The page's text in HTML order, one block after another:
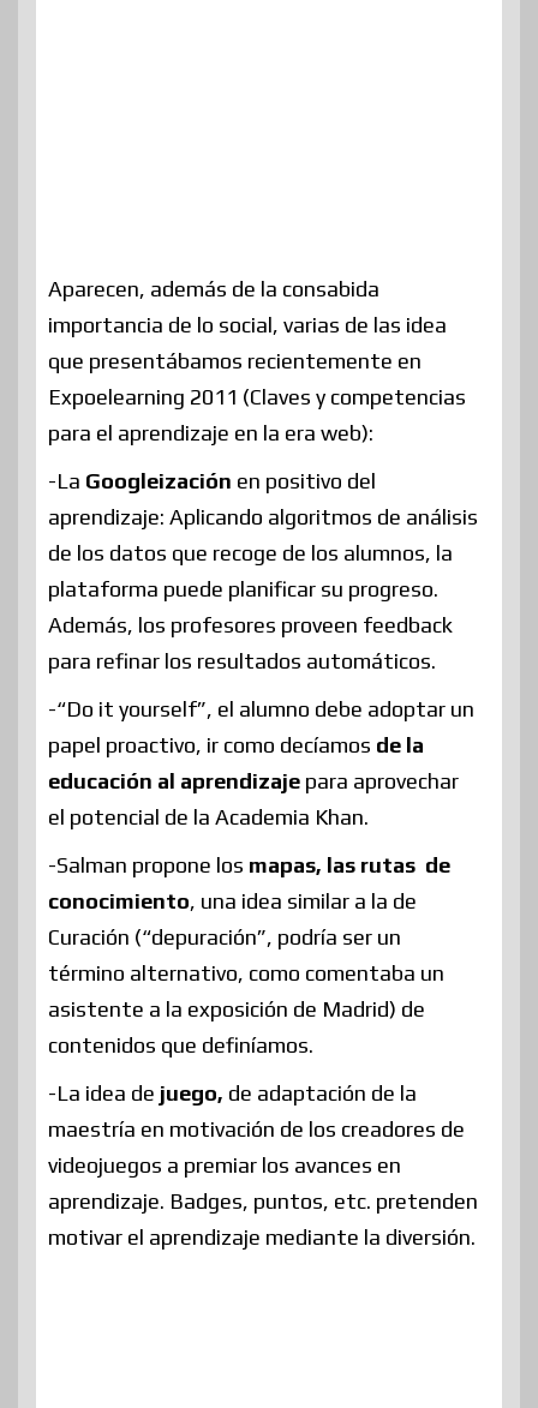
Aparecen, además de la consabida
importancia de lo social, varias de las idea
que presentábamos recientemente en
Expoelearning 2011 (Claves y competencias
para el aprendizaje en la era web):
-La Googleización en positivo del
aprendizaje: Aplicando algoritmos de análisis
de los datos que recoge de los alumnos, la
plataforma puede planificar su progreso.
Además, los profesores proveen feedback
para refinar los resultados automáticos.
-“Do it yourself”, el alumno debe adoptar un
papel proactivo, ir como decíamos de la
educación al aprendizaje para aprovechar
el potencial de la Academia Khan.
-Salman propone los mapas, las rutas de
conocimiento, una idea similar a la de
Curación (“depuración”, podría ser un
término alternativo, como comentaba un
asistente a la exposición de Madrid) de
contenidos que definíamos.
-La idea de juego, de adaptación de la
maestría en motivación de los creadores de
videojuegos a premiar los avances en
aprendizaje. Badges, puntos, etc. pretenden
motivar el aprendizaje mediante la diversión.